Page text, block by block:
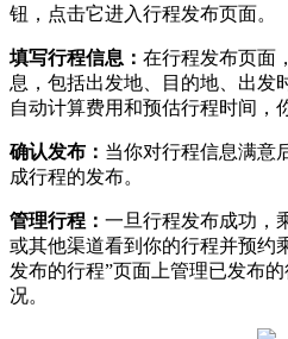
钮，点击它进入行程发布页面。
‌填写行程信息‌： 在行程发布页面
息，包括出发地、目的地、出发
自动计算费用和预估行程时间，
‌确认发布‌： 当你对行程信息满意
成行程的发布。
‌管理行程‌： 一旦行程发布成功，
或其他渠道看到你的行程并预约
发布的行程”页面上管理已发布
况。